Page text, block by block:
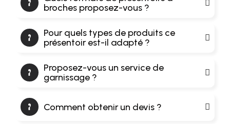
broches proposez-vous ?
Pour quels types de produits ce
présentoir est-il adapté ?
Proposez-vous un service de
garnissage ?
Comment obtenir un devis ?